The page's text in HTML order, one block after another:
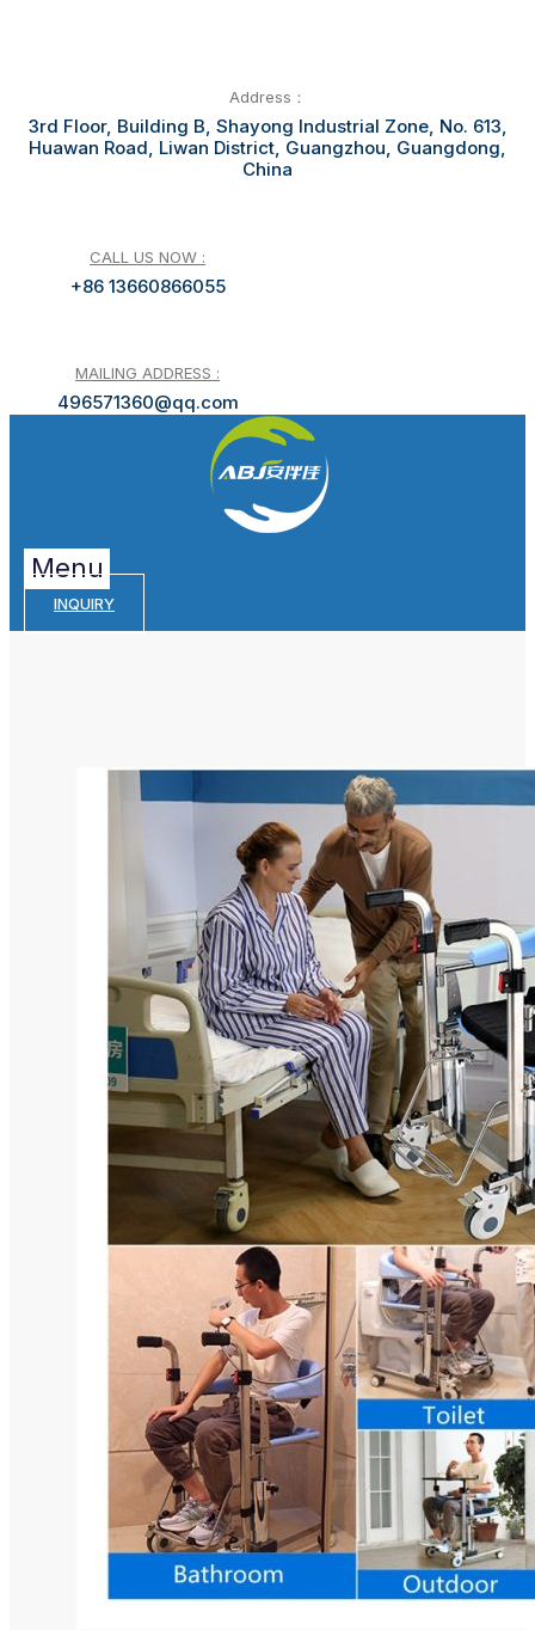
Address：
3rd Floor, Building B, Shayong Industrial Zone, No. 613,
Huawan Road, Liwan District, Guangzhou, Guangdong,
China
CALL US NOW :
+86 13660866055
MAILING ADDRESS :
496571360@qq.com
Menu
INQUIRY